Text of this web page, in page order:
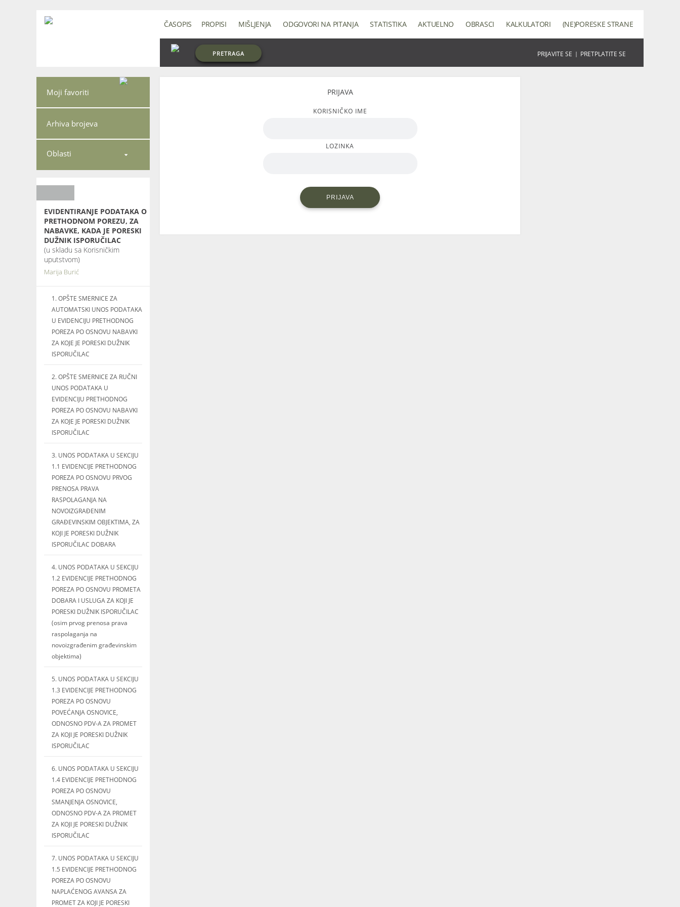
PRETRAGA PRIJAVITE SE | PRETPLATITE SE
ČASOPIS PROPISI MIŠLJENJA ODGOVORI NA PITANJA STATISTIKA AKTUELNO OBRASCI KALKULATORI (NE)PORESKE STRANE
Moji favoriti
Arhiva brojeva
Oblasti 
EVIDENTIRANJE PODATAKA O
PRETHODNOM POREZU, ZA
NABAVKE, KADA JE PORESKI
DUŽNIK ISPORUČILAC
(u skladu sa Korisničkim
uputstvom)
Marija Burić
1. OPŠTE SMERNICE ZA
AUTOMATSKI UNOS PODATAKA
U EVIDENCIJU PRETHODNOG
POREZA PO OSNOVU NABAVKI
ZA KOJE JE PORESKI DUŽNIK
ISPORUČILAC
2. OPŠTE SMERNICE ZA RUČNI
UNOS PODATAKA U
EVIDENCIJU PRETHODNOG
POREZA PO OSNOVU NABAVKI
ZA KOJE JE PORESKI DUŽNIK
ISPORUČILAC
3. UNOS PODATAKA U SEKCIJU
1.1 EVIDENCIJE PRETHODNOG
POREZA PO OSNOVU PRVOG
PRENOSA PRAVA
RASPOLAGANJA NA
NOVOIZGRAĐENIM
GRAĐEVINSKIM OBJEKTIMA, ZA
KOJI JE PORESKI DUŽNIK
ISPORUČILAC DOBARA
4. UNOS PODATAKA U SEKCIJU
1.2 EVIDENCIJE PRETHODNOG
POREZA PO OSNOVU PROMETA
DOBARA I USLUGA ZA KOJI JE
PORESKI DUŽNIK ISPORUČILAC
(osim prvog prenosa prava
raspolaganja na
novoizgrađenim građevinskim
objektima)
5. UNOS PODATAKA U SEKCIJU
1.3 EVIDENCIJE PRETHODNOG
POREZA PO OSNOVU
POVEĆANJA OSNOVICE,
ODNOSNO PDV-A ZA PROMET
ZA KOJI JE PORESKI DUŽNIK
ISPORUČILAC
6. UNOS PODATAKA U SEKCIJU
1.4 EVIDENCIJE PRETHODNOG
POREZA PO OSNOVU
SMANJENJA OSNOVICE,
ODNOSNO PDV-A ZA PROMET
ZA KOJI JE PORESKI DUŽNIK
ISPORUČILAC
7. UNOS PODATAKA U SEKCIJU
1.5 EVIDENCIJE PRETHODNOG
POREZA PO OSNOVU
NAPLAĆENOG AVANSA ZA
PROMET ZA KOJI JE PORESKI
PRIJAVA
KORISNIČKO IME
LOZINKA